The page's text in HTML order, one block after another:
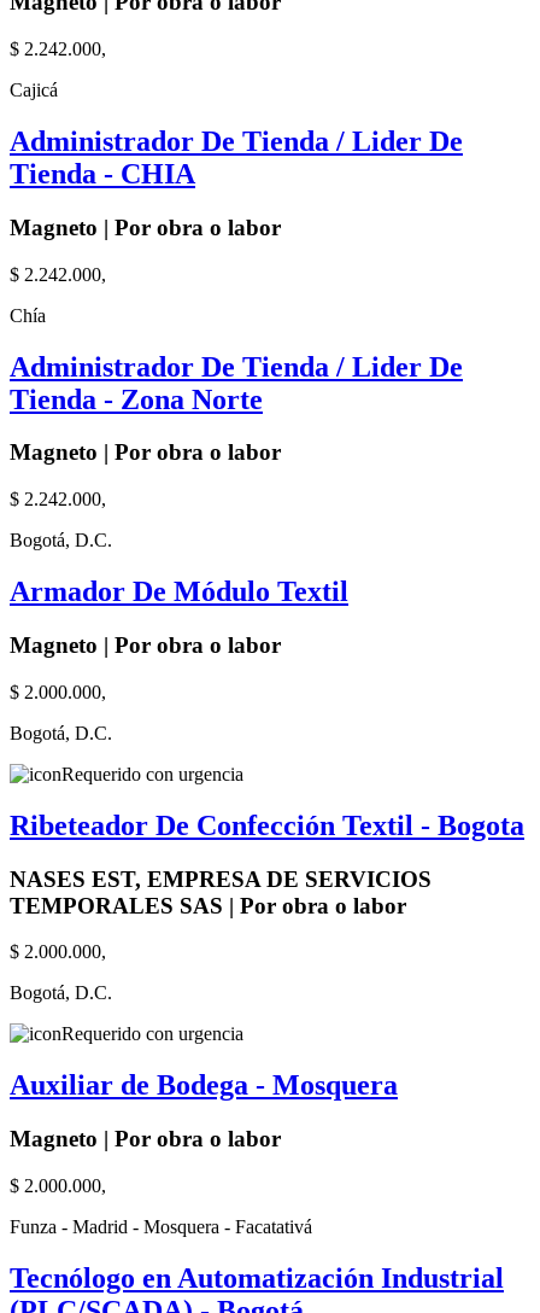
$ 2.242.000,
Cajicá
Administrador De Tienda / Lider De
Tienda - CHIA
Magneto | Por obra o labor
$ 2.242.000,
Chía
Administrador De Tienda / Lider De
Tienda - Zona Norte
Magneto | Por obra o labor
$ 2.242.000,
Bogotá, D.C.
Armador De Módulo Textil
Magneto | Por obra o labor
$ 2.000.000,
Bogotá, D.C.
Requerido con urgencia
Ribeteador De Confección Textil - Bogota
NASES EST, EMPRESA DE SERVICIOS
TEMPORALES SAS | Por obra o labor
$ 2.000.000,
Bogotá, D.C.
Requerido con urgencia
Auxiliar de Bodega - Mosquera
Magneto | Por obra o labor
$ 2.000.000,
Funza - Madrid - Mosquera - Facatativá
Tecnólogo en Automatización Industrial